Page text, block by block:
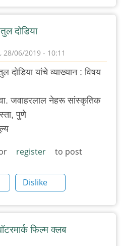
दोडिया
28/06/2019 - 10:11
दोडिया यांचे व्याख्यान : विषय
जवाहरलाल नेहरू सांस्कृतिक
पुणे
register
to post
Dislike
फिल्म क्लब